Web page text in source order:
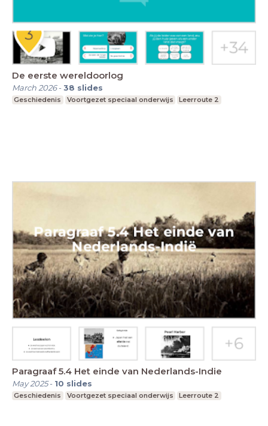
De eerste wereldoorlog
March 2026-38 slides
Geschiedenis Voortgezet speciaal onderwijs Leerroute 2
Paragraaf 5.4 Het einde van Nederlands-Indie
May 2025- 10 slides
Geschiedenis Voortgezet speciaal onderwijs Leerroute 2